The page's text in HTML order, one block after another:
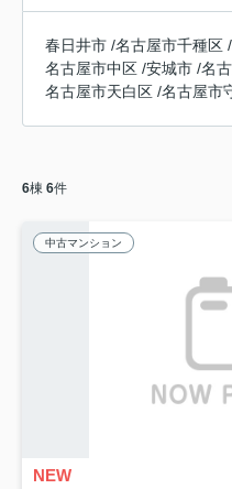
春日井市 /名古屋市千種区 /
名古屋市中区 /安城市 /名
名古屋市天白区 /名古屋市
6棟 6件
中古マンション
NEW